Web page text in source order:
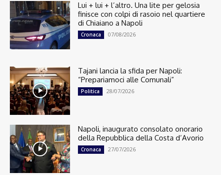
Lui + lui + l’altro. Una lite per gelosia
finisce con colpi di rasoio nel quartiere
di Chiaiano a Napoli
Cronaca 07/08/2026
Tajani lancia la sfida per Napoli:
“Prepariamoci alle Comunali”
Politica 28/07/2026
Napoli, inaugurato consolato onorario
della Repubblica della Costa d’Avorio
Cronaca 27/07/2026